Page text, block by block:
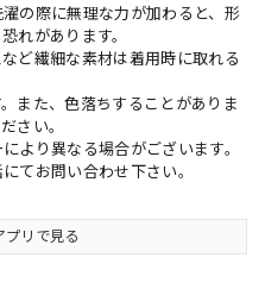
の際に無理な力が加わると、形
れがあります。
ど繊細な素材は着用時に取れる
また、色落ちすることがありま
さい。
より異なる場合がございます。
てお問い合わせ下さい。
プリで見る